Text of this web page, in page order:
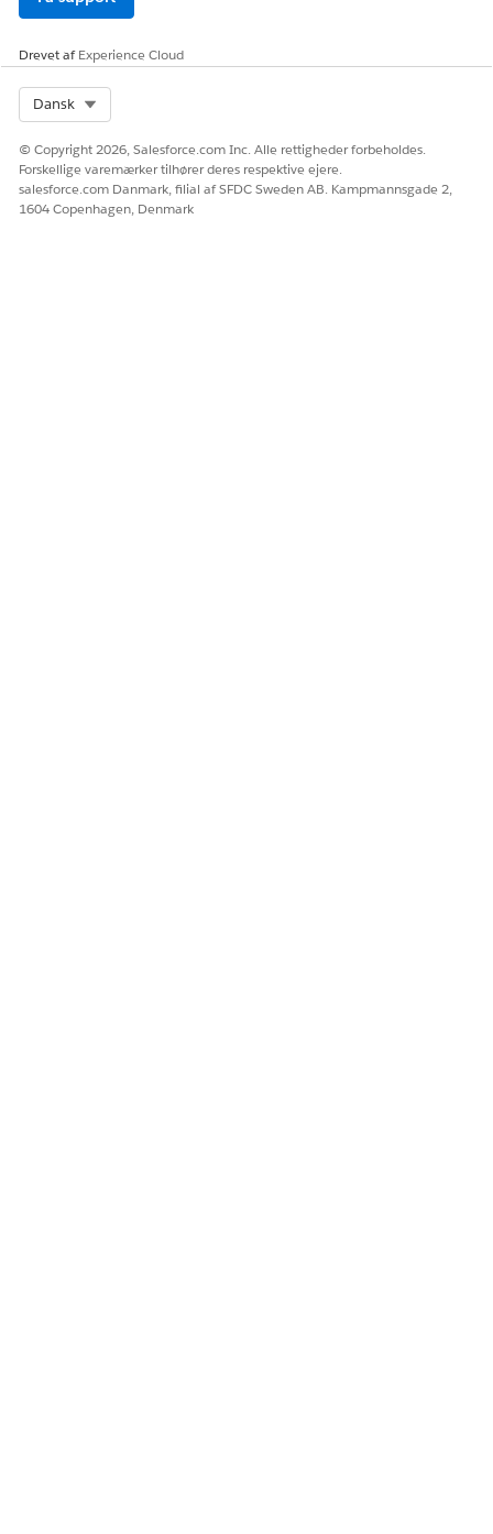
LØSTE DENNE ARTIKEL DIT PROBLEM?
Ja Nej
Drevet afExperience Cloud
Dansk
© Copyright 2026, Salesforce.com Inc. Alle rettigheder forbeholdes.
Forskellige varemærker tilhører deres respektive ejere.
salesforce.com Danmark, filial af SFDC Sweden AB. Kampmannsgade 2,
1604 Copenhagen, Denmark